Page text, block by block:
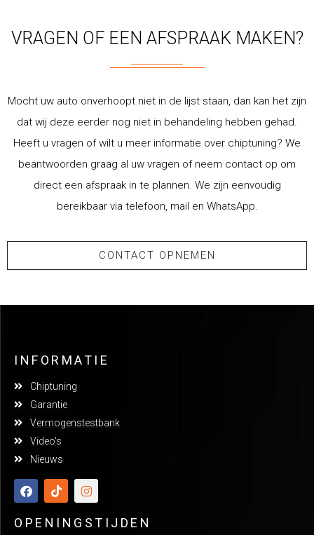
VRAGEN OF EEN AFSPRAAK MAKEN?
Mocht uw auto onverhoopt niet in de lijst staan, dan kan het zijn
dat wij deze eerder nog niet in behandeling hebben gehad.
Heeft u vragen of wilt u meer informatie over chiptuning? We
beantwoorden graag al uw vragen of neem contact op om
direct een afspraak in te plannen. We zijn eenvoudig
bereikbaar via telefoon, mail en WhatsApp.
CONTACT OPNEMEN
INFORMATIE
Chiptuning
Garantie
Vermogenstestbank
Video's
Nieuws
OPENINGSTIJDEN